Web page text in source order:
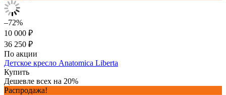
–72%
10 000 ₽
36 250 ₽
По акции
Детское кресло Anatomica Liberta
Купить
Дешевле всех на 20%
Распродажа!